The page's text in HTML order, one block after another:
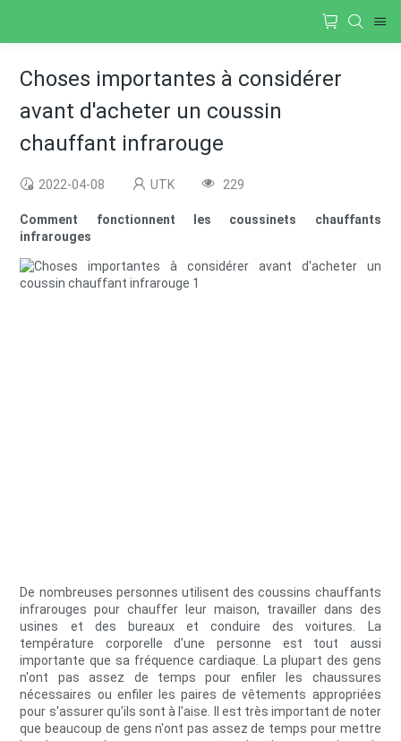
Choses importantes à considérer
avant d'acheter un coussin
chauffant infrarouge
2022-04-08 UTK 229
Comment fonctionnent les coussinets chauffants
infrarouges
De nombreuses personnes utilisent des coussins chauffants
infrarouges pour chauffer leur maison, travailler dans des
usines et des bureaux et conduire des voitures. La
température corporelle d'une personne est tout aussi
importante que sa fréquence cardiaque. La plupart des gens
n'ont pas assez de temps pour enfiler les chaussures
nécessaires ou enfiler les paires de vêtements appropriées
pour s'assurer qu'ils sont à l'aise. Il est très important de noter
que beaucoup de gens n'ont pas assez de temps pour mettre